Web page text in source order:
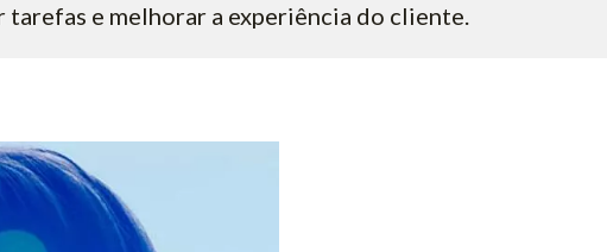
e melhorar a experiência do cliente.